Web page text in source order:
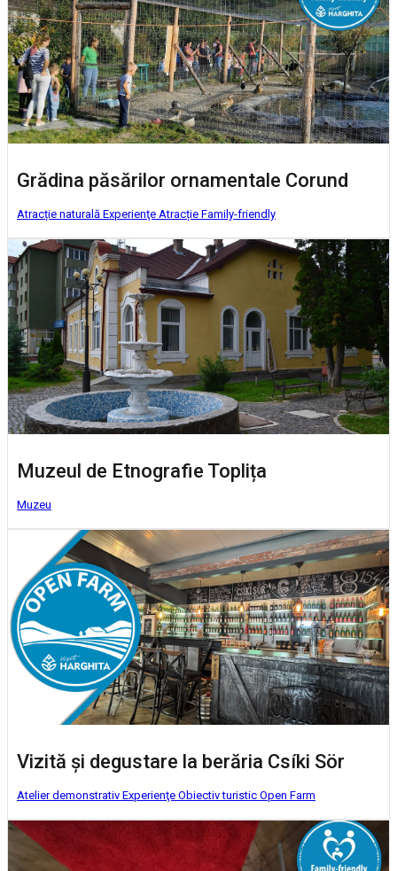
Grădina păsărilor ornamentale Corund
Atracție naturală Experienţe Atracție Family-friendly
Muzeul de Etnografie Toplița
Muzeu
Vizită şi degustare la berăria Csíki Sör
Atelier demonstrativ Experienţe Obiectiv turistic Open Farm